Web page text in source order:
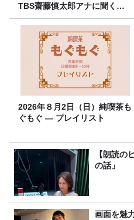
TBS齋藤慎太郎アナに聞くメ
ンズフィジークの魅力！！
2026年８月2日（日）純喫茶も
ぐもぐ ― プレイリスト
【朗読の
の話」
画面を魅